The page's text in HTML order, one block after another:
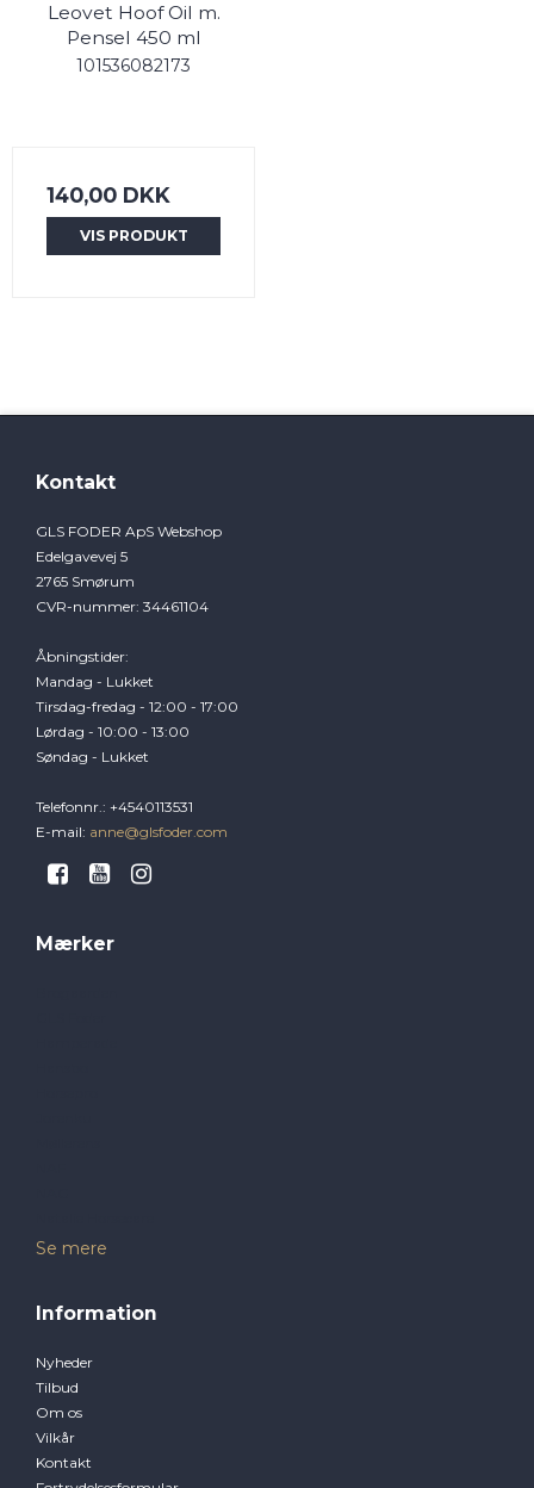
Leovet Hoof Oil m.
Pensel 450 ml
101536082173
140,00 DKK
VIS PRODUKT
Kontakt
GLS FODER ApS Webshop
Edelgavevej 5
2765 Smørum
CVR-nummer: 34461104
Åbningstider:
Mandag - Lukket
Tirsdag-fredag - 12:00 - 17:00
Lørdag - 10:00 - 13:00
Søndag - Lukket
Telefonnr.: +4540113531
E-mail: anne@glsfoder.com
Mærker
Se mere
Information
Nyheder
Tilbud
Om os
Vilkår
Kontakt